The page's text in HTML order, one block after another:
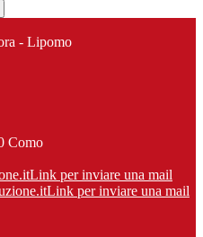
- Lipomo
Como
Link per inviare una mail
Link per inviare una mail